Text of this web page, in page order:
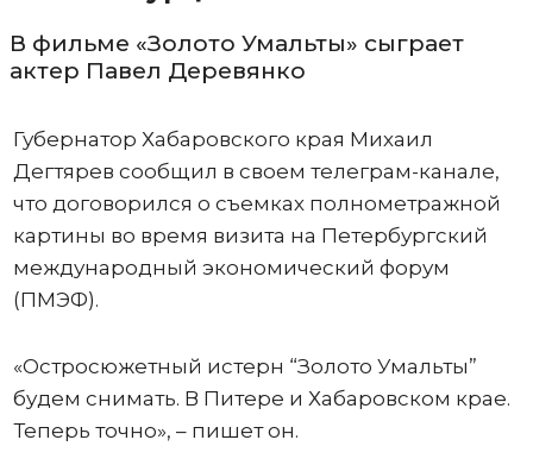
В фильме «Золото Умальты» сыграет
актер Павел Деревянко
Губернатор Хабаровского края Михаил
Дегтярев сообщил в своем телеграм-канале,
что договорился о съемках полнометражной
картины во время визита на Петербургский
международный экономический форум
(ПМЭФ).
«Остросюжетный истерн “Золото Умальты”
будем снимать. В Питере и Хабаровском крае.
Теперь точно», – пишет он.